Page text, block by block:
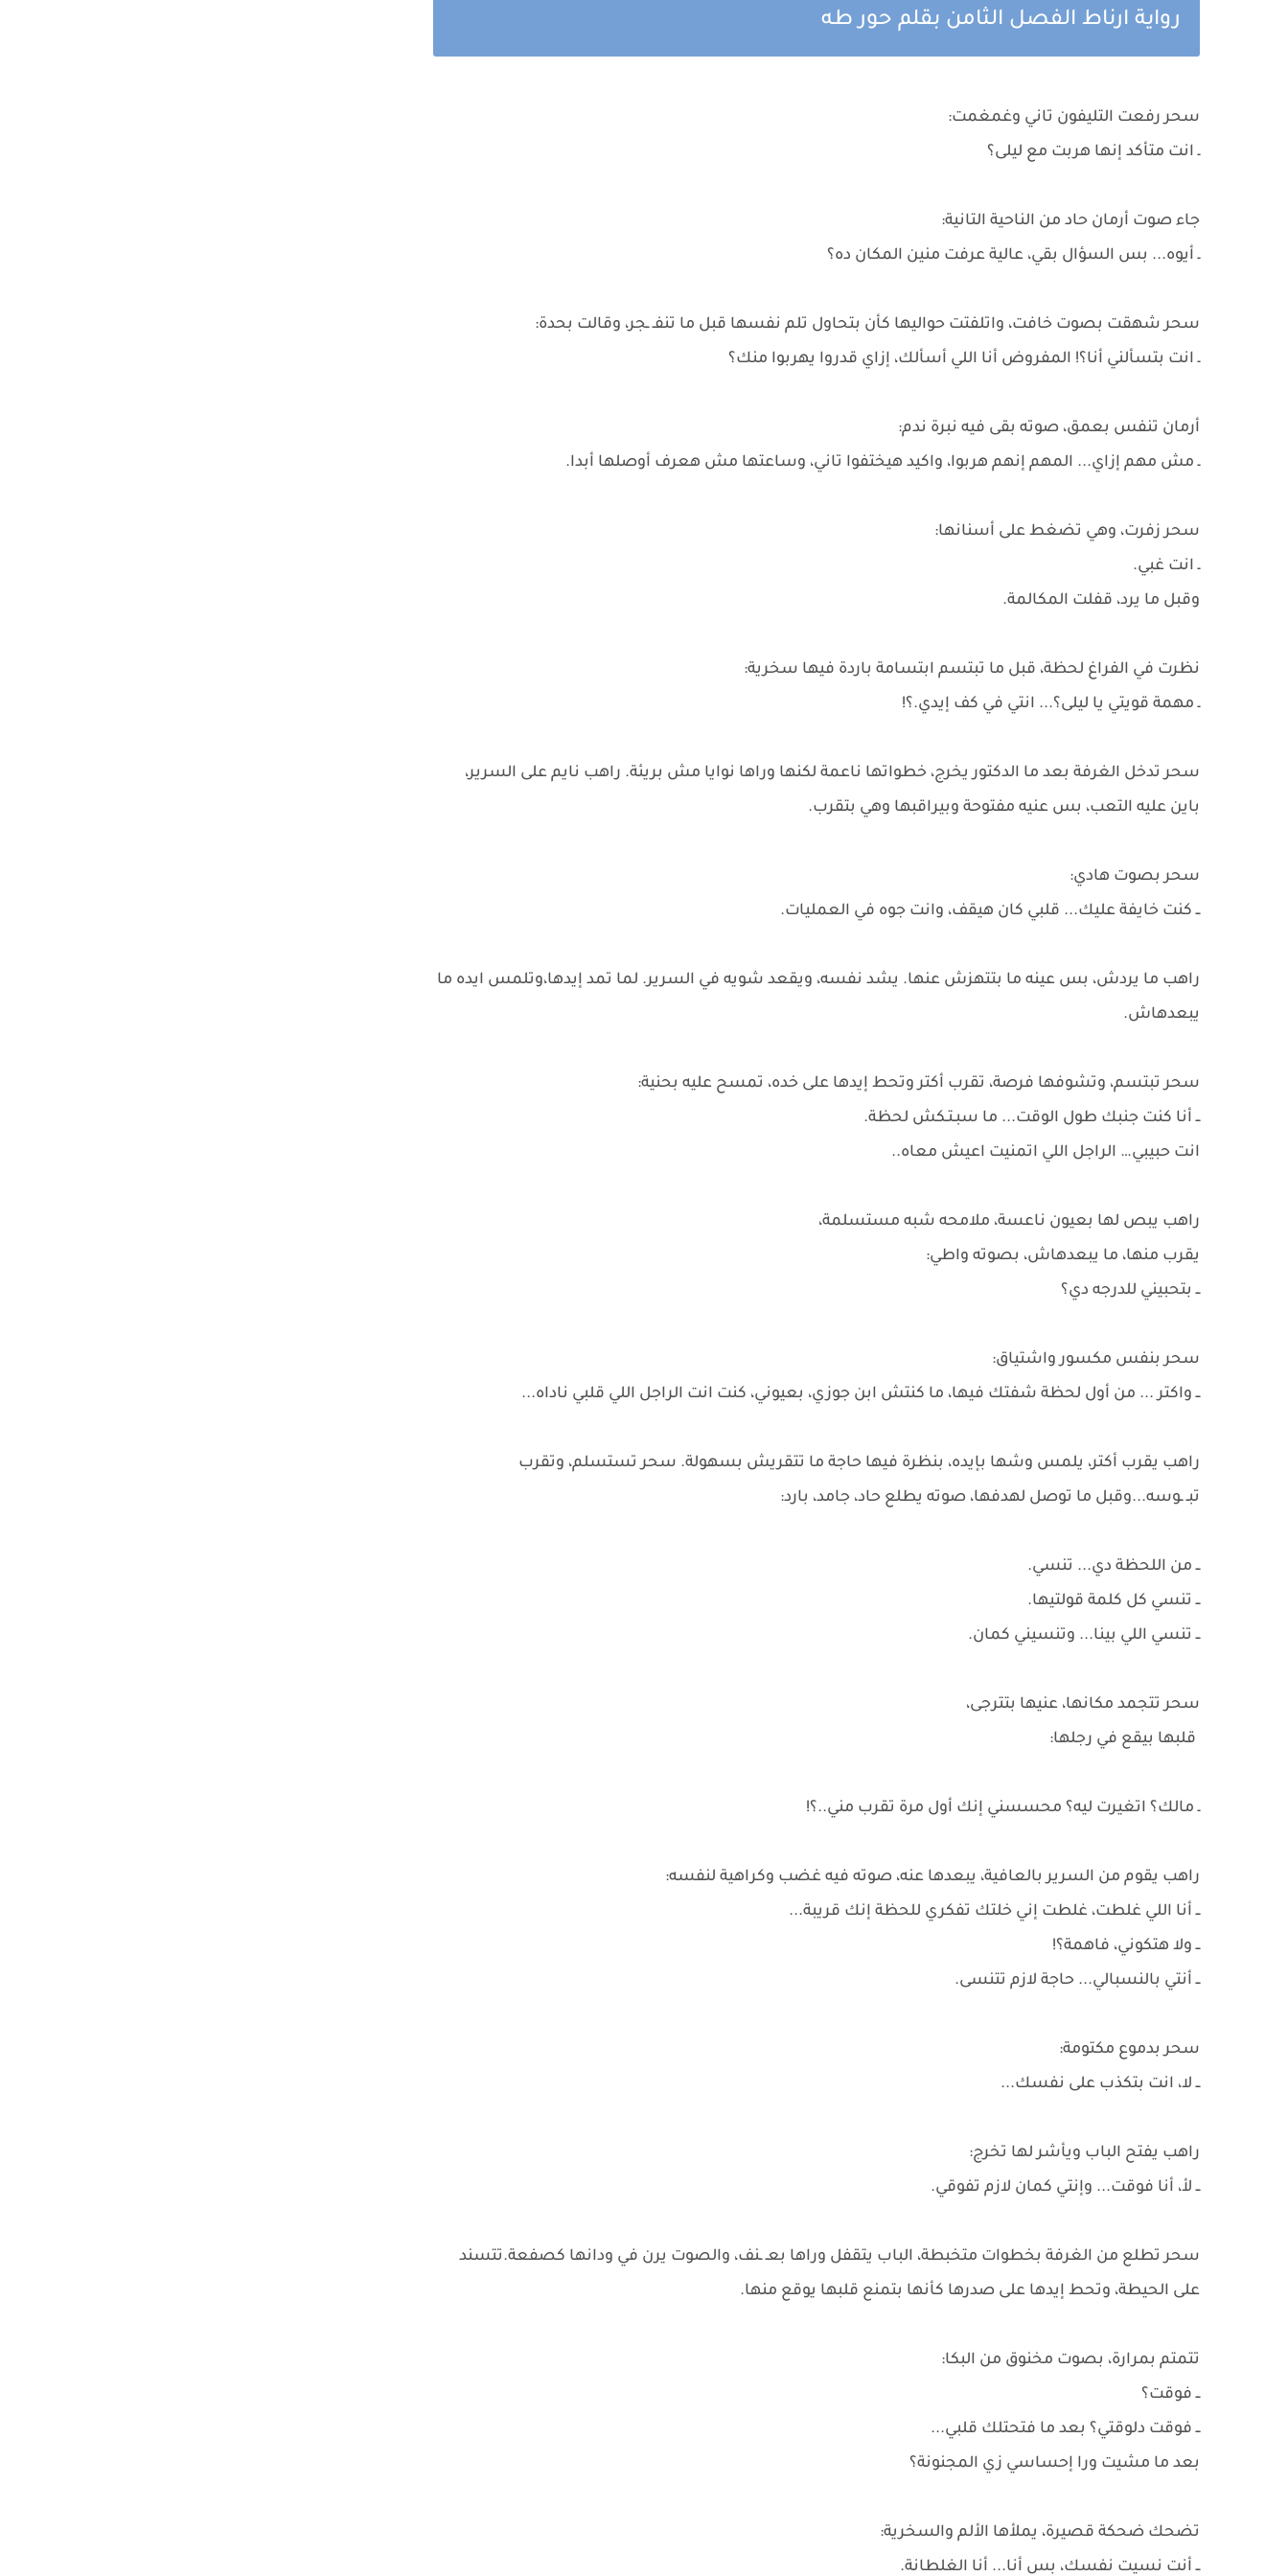
رواية ارناط الفصل الثامن بقلم حور طه
سحر رفعت التليفون تاني وغمغمت:
ـ انت متأكد إنها هربت مع ليلى؟
جاء صوت أرمان حاد من الناحية التانية:
ـ أيوه... بس السؤال بقي، عالية عرفت منين المكان ده؟
سحر شهقت بصوت خافت، واتلفتت حواليها كأن بتحاول تلم نفسها قبل ما تنفـ ـجر، وقالت بحدة:
ـ انت بتسألني أنا؟! المفروض أنا اللي أسألك، إزاي قدروا يهربوا منك؟
أرمان تنفس بعمق، صوته بقى فيه نبرة ندم:
ـ مش مهم إزاي... المهم إنهم هربوا، واكيد هيختفوا تاني، وساعتها مش هعرف أوصلها أبدا.
سحر زفرت، وهي تضغط على أسنانها:
ـ انت غبي.
وقبل ما يرد، قفلت المكالمة.
نظرت في الفراغ لحظة، قبل ما تبتسم ابتسامة باردة فيها سخرية:
ـ مهمة قويتي يا ليلى؟... انتي في كف إيدي.؟!
سحر تدخل الغرفة بعد ما الدكتور يخرج، خطواتها ناعمة لكنها وراها نوايا مش بريئة. راهب نايم على السرير،
باين عليه التعب، بس عنيه مفتوحة وبيراقبها وهي بتقرب.
سحر بصوت هادي:
ــ كنت خايفة عليك... قلبي كان هيقف، وانت جوه في العمليات.
راهب ما يردش، بس عينه ما بتتهزش عنها. يشد نفسه، ويقعد شويه في السرير. لما تمد إيدها،وتلمس ايده ما
يبعدهاش.
سحر تبتسم، وتشوفها فرصة، تقرب أكتر وتحط إيدها على خده، تمسح عليه بحنية:
ــ أنا كنت جنبك طول الوقت... ما سبـتـكش لحظة.
انت حبيبي… الراجل اللي اتمنيت اعيش معاه..
راهب يبص لها بعيون ناعسة، ملامحه شبه مستسلمة،
يقرب منها، ما يبعدهاش، بصوته واطي:
ــ بتحبيني للدرجه دي؟
سحر بنفس مكسور واشتياق:
ــ واكتر ... من أول لحظة شفتك فيها، ما كنتش ابن جوزي، بعيوني، كنت انت الراجل اللي قلبي ناداه...
راهب يقرب أكتر، يلمس وشها بإيده، بنظرة فيها حاجة ما تتقريش بسهولة. سحر تستسلم، وتقرب
تبـ ـوسه...وقبل ما توصل لهدفها، صوته يطلع حاد، جامد، بارد:
ــ من اللحظة دي... تنسي.
ــ تنسي كل كلمة قولتيها.
ــ تنسي اللي بينا... وتنسيني كمان.
سحر تتجمد مكانها، عنيها بتترجى،
قلبها بيقع في رجلها:
ـ مالك؟ اتغيرت ليه؟ محسسني إنك أول مرة تقرب مني..؟!
راهب يقوم من السرير بالعافية، يبعدها عنه، صوته فيه غضب وكراهية لنفسه:
ــ أنا اللي غلطت، غلطت إني خلتك تفكري للحظة إنك قريبة...
ــ ولا هتكوني، فاهمة؟!
ــ أنتي بالنسبالي... حاجة لازم تتنسى.
سحر بدموع مكتومة:
ــ لا، انت بتكذب على نفسك...
راهب يفتح الباب ويأشر لها تخرج:
ــ لأ، أنا فوقت... وإنتي كمان لازم تفوقي.
سحر تطلع من الغرفة بخطوات متخبطة، الباب يتقفل وراها بعـ ـنف، والصوت يرن في ودانها كصفعة.تتسند
على الحيطة، وتحط إيدها على صدرها كأنها بتمنع قلبها يوقع منها.
تتمتم بمرارة، بصوت مخنوق من البكا:
ــ فوقت؟
ــ فوقت دلوقتي؟ بعد ما فتحتلك قلبي...
بعد ما مشيت ورا إحساسي زي المجنونة؟
تضحك ضحكة قصيرة، يملأها الألم والسخرية:
ــ أنت نسيت نفسك، بس أنا... أنا الغلطانة.